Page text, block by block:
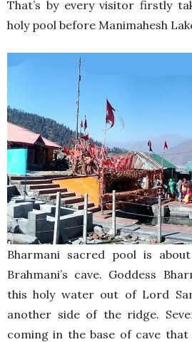
That’s by every visitor firstly
holy pool before Manimahesh
Bharmani sacred pool is
Brahmani’s cave. Goddess
this holy water out of Lord
another side of the ridge.
coming in the base of cave